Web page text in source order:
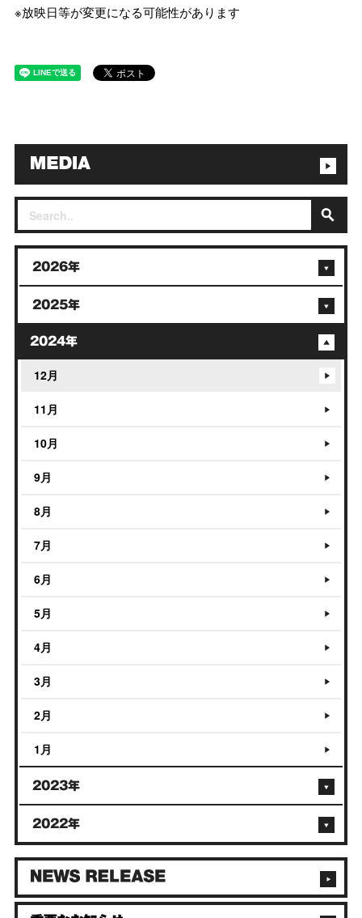
※放映日等が変更になる可能性があります
2026年
2025年
2024年
12月
11月
10月
9月
8月
7月
6月
5月
4月
3月
2月
1月
2023年
2022年